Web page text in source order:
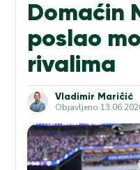
Domaćin
poslao
rivalima
Vladimir Maričić
Objavljeno